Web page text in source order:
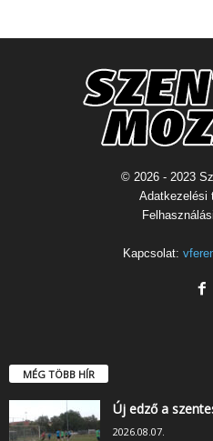
© 2026 - 2023
Adatkezelési
Kapcsolat:
MÉG TÖBB HÍR
Új edző a
2026.08.07.